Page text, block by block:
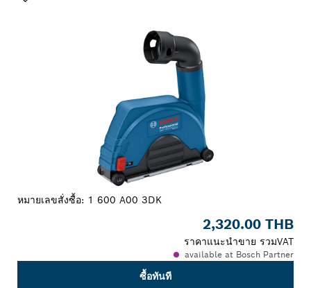
หมายเลขสั่งซื้อ: 1 600 A00 3DK
2,320.00 THB
ราคาแนะนำขาย รวมVAT
available at Bosch Partner
ซื้อทันที